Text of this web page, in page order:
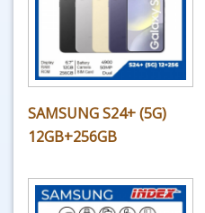
SAMSUNG S24+ (5G)
12GB+256GB